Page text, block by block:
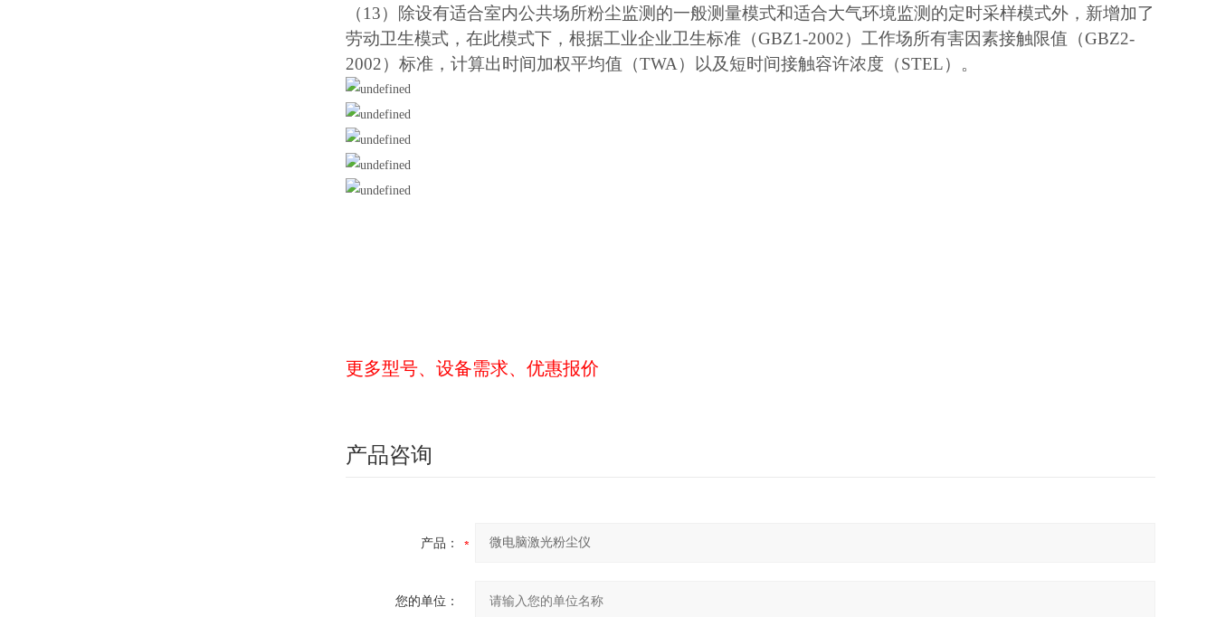
（13）除设有适合室内公共场所粉尘监测的一般测量模式和适合大气环境监测的定时采样模式外，新增加了
劳动卫生模式，在此模式下，根据工业企业卫生标准（GBZ1-2002）工作场所有害因素接触限值（GBZ2-
2002）标准，计算出时间加权平均值（TWA）以及短时间接触容许浓度（STEL）。
更多型号、设备需求、优惠报价
产品咨询
产品：
您的单位：